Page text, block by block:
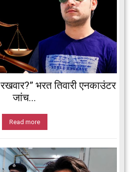
भरत तिवारी एनकाउंटर
जांच...
Read more